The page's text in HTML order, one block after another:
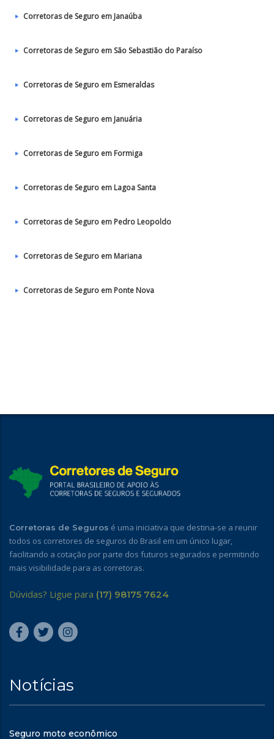
Corretoras de Seguro em Janaúba
Corretoras de Seguro em São Sebastião do Paraíso
Corretoras de Seguro em Esmeraldas
Corretoras de Seguro em Januária
Corretoras de Seguro em Formiga
Corretoras de Seguro em Lagoa Santa
Corretoras de Seguro em Pedro Leopoldo
Corretoras de Seguro em Mariana
Corretoras de Seguro em Ponte Nova
Corretoras de Seguros é uma iniciativa que destina-se a reunir
todos os corretores de seguros do Brasil em um único lugar,
facilitando a cotação por parte dos futuros segurados e permitindo
mais visibilidade para as corretoras.
Dúvidas? Ligue para (17) 98175 7624
Notícias
Seguro moto econômico